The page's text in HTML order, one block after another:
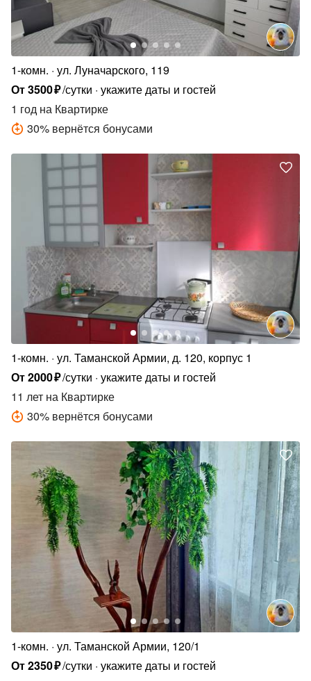
1-комн. ул. Луначарского, 119
От3500₽/сутки укажите даты и гостей
1 год на Квартирке
30% вернётся бонусами
1-комн. ул. Таманской Армии, д. 120, корпус 1
От2000₽/сутки укажите даты и гостей
11 лет на Квартирке
30% вернётся бонусами
1-комн. ул. Таманской Армии, 120/1
От2350₽/сутки укажите даты и гостей